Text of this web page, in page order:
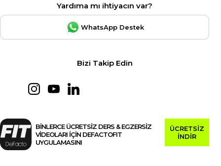
Yardıma mı ihtiyacın var?
WhatsApp Destek
Bizi Takip Edin
BİNLERCE ÜCRETSİZ DERS & EGZERSİZ
VİDEOLARI İÇİN DEFACTOFIT
UYGULAMASINI
ÜCRETSİZ
İNDİR